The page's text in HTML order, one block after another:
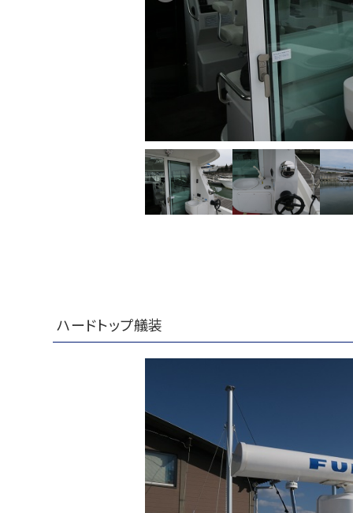
ハードトップ艤装